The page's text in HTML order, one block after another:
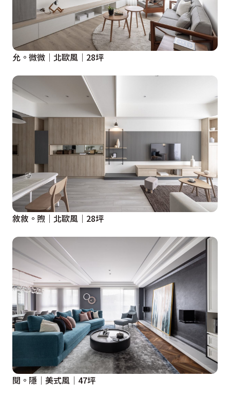
允。微微│北歐風│28坪
敘敘。煦│北歐風│28坪
閱。隱│美式風│47坪